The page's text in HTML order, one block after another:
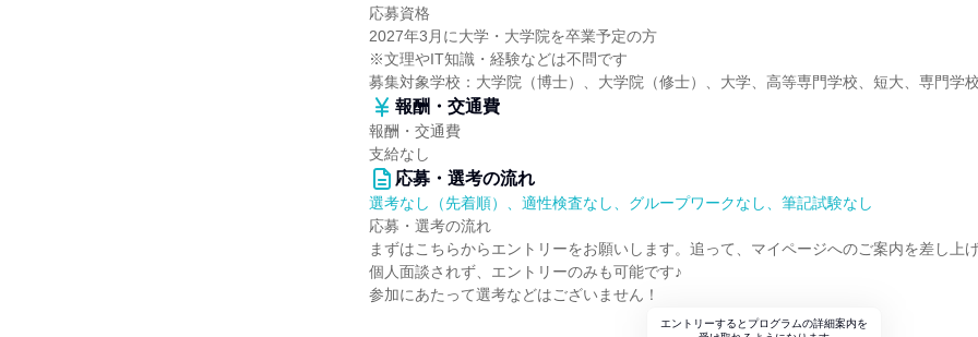
応募資格
2027年3月に大学・大学院を卒業予定の方
※文理やIT知識・経験などは不問です
募集対象学校：大学院（博士）、大学院（修士）、大学、高等専門学校、短大、専門学校
報酬・交通費
報酬・交通費
支給なし
応募・選考の流れ
選考なし（先着順）、適性検査なし、グループワークなし、筆記試験なし
応募・選考の流れ
まずはこちらからエントリーをお願いします。追って、マイページへのご案内を差し上げ
個人面談されず、エントリーのみも可能です♪
参加にあたって選考などはございません！
エントリーするとプログラムの詳細案内を